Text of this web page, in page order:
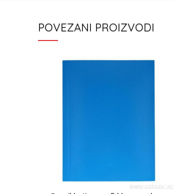
POVEZANI PROIZVODI